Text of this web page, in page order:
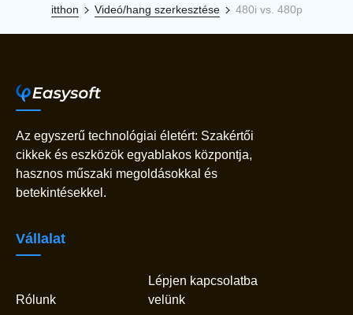
itthon Videó/hang szerkesztése 480i vs. 480p
Az egyszerű technológiai életért: Szakértői
cikkek és eszközök egyablakos központja,
hasznos műszaki megoldásokkal és
betekintésekkel.
Vállalat
Rólunk
Lépjen kapcsolatba
velünk